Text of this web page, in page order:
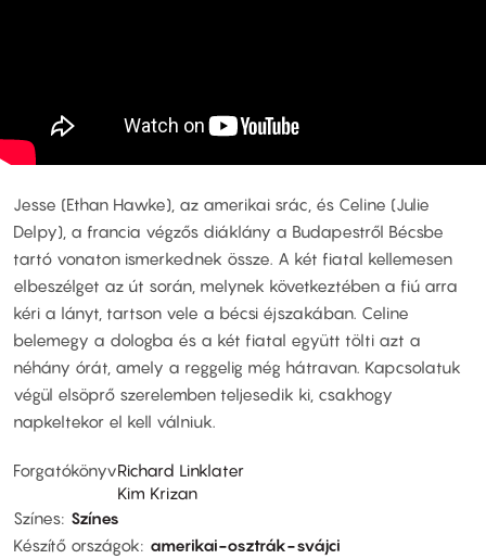
Jesse (Ethan Hawke), az amerikai srác, és Celine (Julie
Delpy), a francia végzős diáklány a Budapestről Bécsbe
tartó vonaton ismerkednek össze. A két fiatal kellemesen
elbeszélget az út során, melynek következtében a fiú arra
kéri a lányt, tartson vele a bécsi éjszakában. Celine
belemegy a dologba és a két fiatal együtt tölti azt a
néhány órát, amely a reggelig még hátravan. Kapcsolatuk
végül elsöprő szerelemben teljesedik ki, csakhogy
napkeltekor el kell válniuk.
ForgatókönyvRichard Linklater
Kim Krizan
Színes Színes
Készítő országok
amerikai-osztrák-svájci